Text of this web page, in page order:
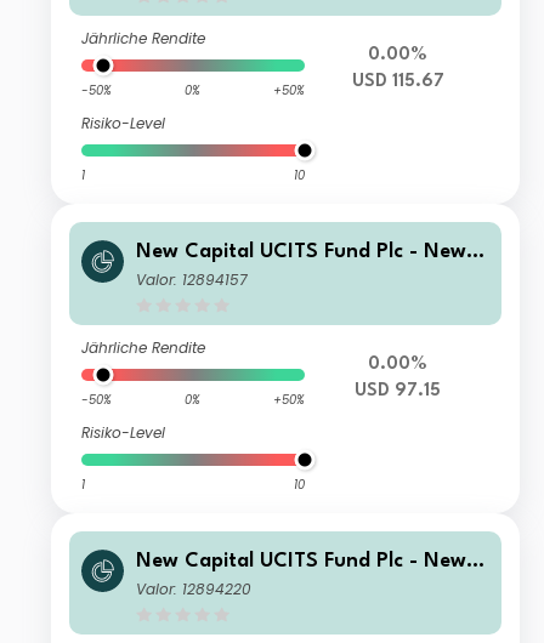
Jährliche Rendite
-50% 0% +50%
Risiko-Level
1 10
0.00%
USD 115.67
New Capital UCITS Fund Plc - New C
apital Fixed Maturity Bond Fund 202
Valor: 12894157
Jährliche Rendite
-50% 0% +50%
Risiko-Level
1 10
0.00%
USD 97.15
New Capital UCITS Fund Plc - New C
apital Fixed Maturity Bond Fund 202
Valor: 12894220